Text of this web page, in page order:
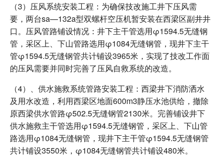
（3）压风系统安装工程：为确保技改施工井下压风需
要，两台sa—132a型双螺杆空压机暂安装在西梁区副井井
口。压风管路铺设情况：井下主干管选用φ1594.5无缝钢
管，采区上、下山管路选用φ1084无缝钢管，现井下主干
管φ1594.5无缝钢管共计铺设3965米，实现了技改工作面
的压风需要并同时完善了压风自救系统的改造。
（4）、供水施救系统管路安装工程：西梁井下消防洒水
及用水改造，利用西梁区地面600m3静压水池供给，撤除
原西梁供水管路φ502.5无缝钢管2130米。完善铺设井下
供水施救主干管选用φ1594.5无缝钢管，采区上、下山管
路选用φ1084无缝钢管，现井下主干管φ1594.5无缝钢管
共计铺设3550米，φ1084无缝钢管共计铺设480米。